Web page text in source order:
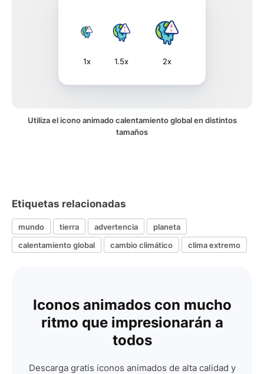
1x 1.5x 2x
Utiliza el icono animado calentamiento global en distintos
tamaños
Etiquetas relacionadas
mundo tierra advertencia
planeta
calentamiento global
cambio climático clima extremo
Iconos animados con mucho
ritmo que impresionarán a
todos
Descarga gratis iconos animados de alta calidad y